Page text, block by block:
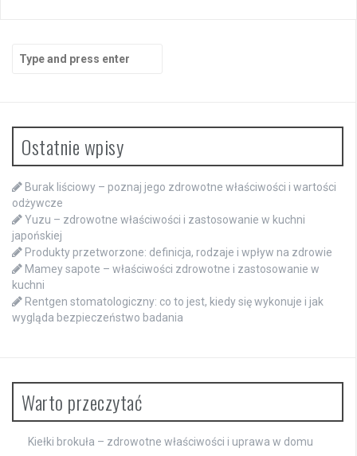
for:
Ostatnie wpisy
Burak liściowy – poznaj jego zdrowotne właściwości i wartości
odżywcze
Yuzu – zdrowotne właściwości i zastosowanie w kuchni
japońskiej
Produkty przetworzone: definicja, rodzaje i wpływ na zdrowie
Mamey sapote – właściwości zdrowotne i zastosowanie w
kuchni
Rentgen stomatologiczny: co to jest, kiedy się wykonuje i jak
wygląda bezpieczeństwo badania
Warto przeczytać
Kiełki brokuła – zdrowotne właściwości i uprawa w domu